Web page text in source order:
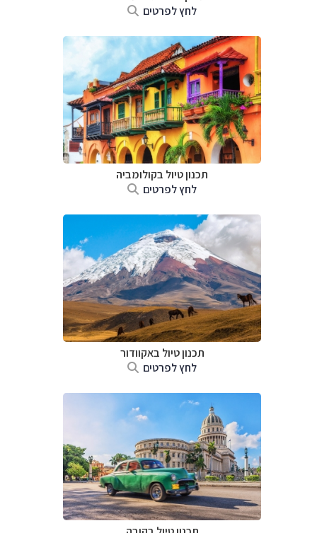
לחץ לפרטים
תכנון טיול בקולומביה
לחץ לפרטים
תכנון טיול באקוודור
לחץ לפרטים